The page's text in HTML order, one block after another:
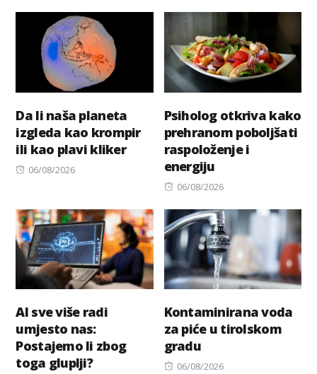
Da li naša planeta
izgleda kao krompir
ili kao plavi kliker
Posted
06/08/2026
Psiholog otkriva kako
prehranom poboljšati
raspoloženje i
energiju
Posted
06/08/2026
AI sve više radi
umjesto nas:
Postajemo li zbog
toga gluplji?
Kontaminirana voda
za piće u tirolskom
gradu
Posted
06/08/2026